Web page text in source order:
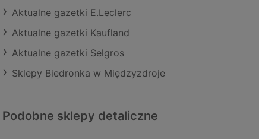
Aktualne gazetki E.Leclerc
Aktualne gazetki Kaufland
Aktualne gazetki Selgros
Sklepy Biedronka w Międzyzdroje
Podobne sklepy detaliczne